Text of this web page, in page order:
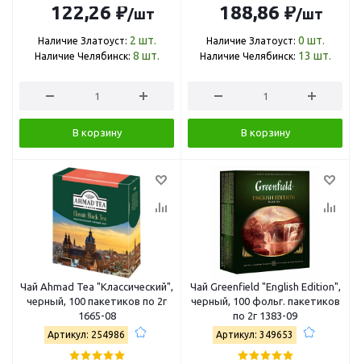
122,26 ₽/шт
Наличие Златоуст: 2 шт.
Наличие Челябинск: 8 шт.
В корзину
188,86 ₽/шт
Наличие Златоуст: 0 шт.
Наличие Челябинск: 13 шт.
В корзину
Чай Ahmad Tea "Классический",
черный, 100 пакетиков по 2г
1665-08
Артикул: 254986
Чай Greenfield "English Edition",
черный, 100 фольг. пакетиков
по 2г 1383-09
Артикул: 349653